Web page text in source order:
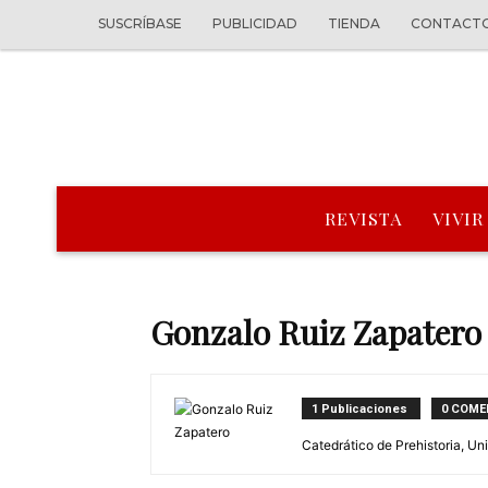
SUSCRÍBASE PUBLICIDAD TIENDA
REVISTA VIVIR
Gonzalo Ruiz Zapatero
1 Publicaciones 0
Catedrático de Prehistoria,